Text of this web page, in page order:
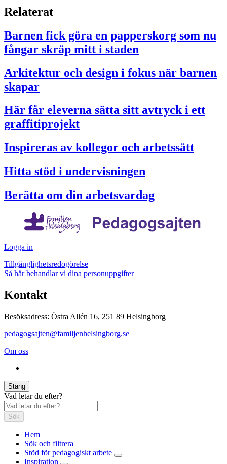
Relaterat
Barnen fick göra en papperskorg som nu
fångar skräp mitt i staden
Arkitektur och design i fokus när barnen
skapar
Här får eleverna sätta sitt avtryck i ett
graffitiprojekt
Inspireras av kollegor och arbetssätt
Hitta stöd i undervisningen
Berätta om din arbetsvardag
Logga in
Tillgänglighetsredogörelse
Så här behandlar vi dina personuppgifter
Kontakt
Besöksadress: Östra Allén 16, 251 89 Helsingborg
pedagogsajten@familjenhelsingborg.se
Om oss
Stäng
Vad letar du efter?
Sök
Hem
Sök och filtrera
Stöd för pedagogiskt arbete
Inspiration